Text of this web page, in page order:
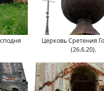
Церковь Сретения
(26.6.20).